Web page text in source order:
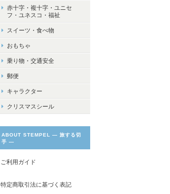
赤十字・複十字・ユニセ
フ・ユネスコ・福祉
スイーツ・食べ物
おもちゃ
乗り物・交通安全
郵便
キャラクター
クリスマスシール
ABOUT STEMPEL ― 旅する切
手 ―
ご利用ガイド
特定商取引法に基づく表記